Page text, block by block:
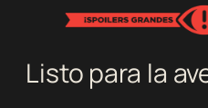
Listo para la